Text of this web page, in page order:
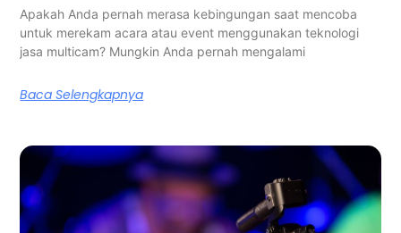
Apakah Anda pernah merasa kebingungan saat mencoba
untuk merekam acara atau event menggunakan teknologi
jasa multicam? Mungkin Anda pernah mengalami
Baca Selengkapnya